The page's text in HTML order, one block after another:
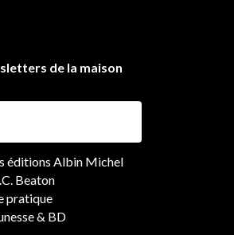
de la maison
éditions Albin Michel
Beaton
pratique
& BD